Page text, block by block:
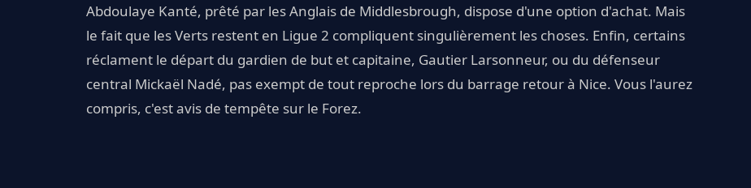
Abdoulaye Kanté, prêté par les Anglais de Middlesbrough, dispose d'une option d'achat. Mais
le fait que les Verts restent en Ligue 2 compliquent singulièrement les choses. Enfin, certains
réclament le départ du gardien de but et capitaine, Gautier Larsonneur, ou du défenseur
central Mickaël Nadé, pas exempt de tout reproche lors du barrage retour à Nice. Vous l'aurez
compris, c'est avis de tempête sur le Forez.